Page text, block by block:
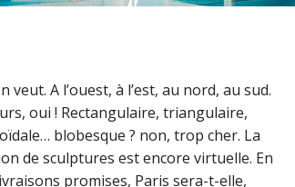
veut. A l’ouest, à l’est, au nord, au sud.
oui ! Rectangulaire, triangulaire,
blobesque ? non, trop cher. La
de sculptures est encore virtuelle. En
promises, Paris sera-t-elle,